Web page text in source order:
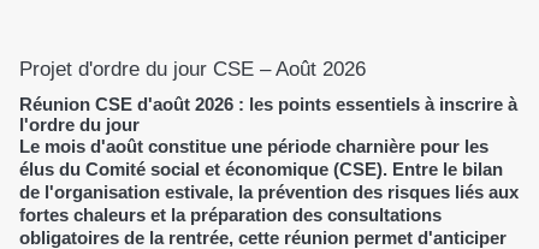
Projet d'ordre du jour CSE – Août 2026
Réunion CSE d'août 2026 : les points essentiels à inscrire à
l'ordre du jour
Le mois d'août constitue une période charnière pour les
élus du Comité social et économique (CSE). Entre le bilan
de l'organisation estivale, la prévention des risques liés aux
fortes chaleurs et la préparation des consultations
obligatoires de la rentrée, cette réunion permet d'anticiper